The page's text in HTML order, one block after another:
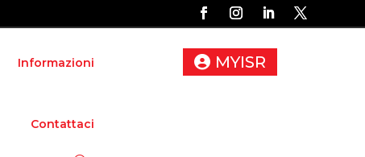
Informazioni
Contattaci
MYISR